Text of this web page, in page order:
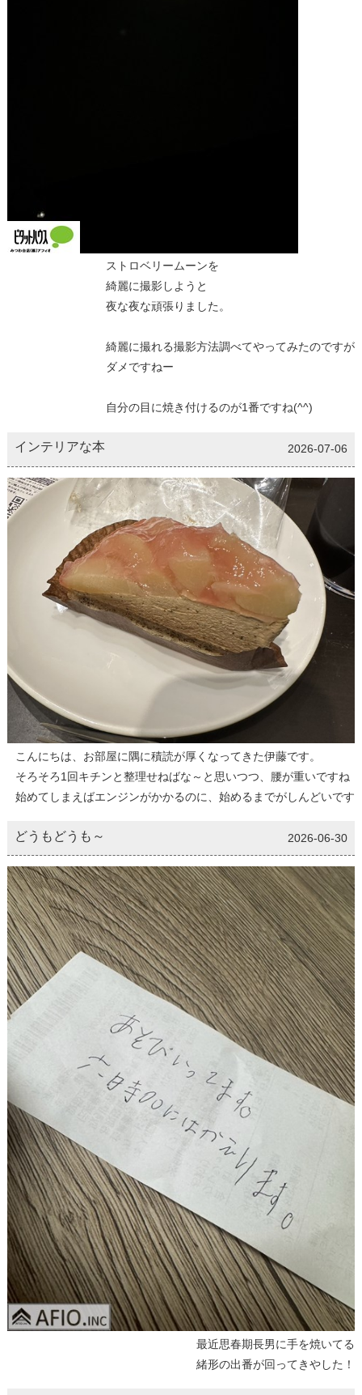
ストロベリームーンを
綺麗に撮影しようと
夜な夜な頑張りました。
綺麗に撮れる撮影方法調べてやってみたのですが
ダメですねー
自分の目に焼き付けるのが1番ですね(^^)
インテリアな本 2026-07-06
こんにちは、お部屋に隅に積読が厚くなってきた伊藤です。
そろそろ1回キチンと整理せねばな～と思いつつ、腰が重いですね
始めてしまえばエンジンがかかるのに、始めるまでがしんどいです
どうもどうも～ 2026-06-30
最近思春期長男に手を焼いてる
緒形の出番が回ってきやした！